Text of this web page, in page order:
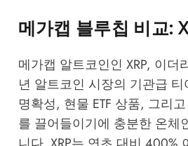
메가캡 블루칩 비교:
메가캡 알트코인인 XRP, 이
년 알트코인 시장의 기관급
명확성, 현물 ETF 상품, 그리
를 끌어들이기에 충분한 온체